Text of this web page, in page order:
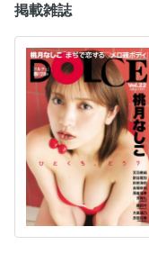
掲載雑誌